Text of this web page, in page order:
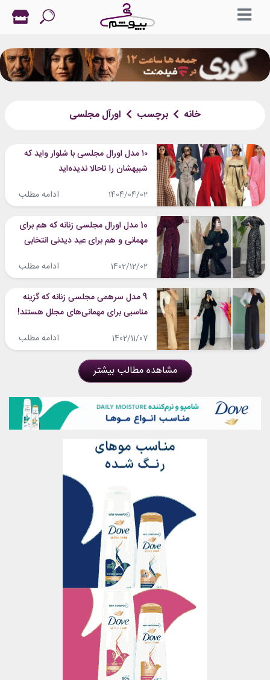
خانه برچسب اورآل مجلسی
۱۰ مدل اورال مجلسی با شلوار واید که
شبیهشان را تاحالا ندیده‌اید
1404/04/02 ادامه مطلب
10 مدل اورال مجلسی زنانه که هم برای
مهمانی و هم برای عید دیدنی انتخابی
1402/12/02 ادامه مطلب
9 مدل سرهمی مجلسی زنانه که گزینه
مناسبی برای مهمانی‌های مجلل هستند!
1402/11/07 ادامه مطلب
مشاهده مطالب بیشتر